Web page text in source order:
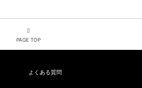
PAGE TOP
よくある質問